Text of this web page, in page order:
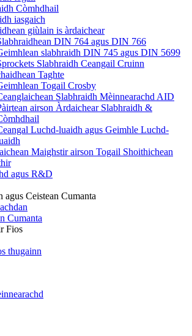
Còmhdhail
iasgaich
giùlain is àrdaichear
DIN 764 agus DIN 766
slabhraidh DIN 745 agus DIN 5699
Slabhraidh Ceangail Cruinn
Taghte
Togail Crosby
Slabhraidh Mèinnearachd AID
airson Àrdaichear Slabhraidh &
Luchd-luaidh agus Geimhle Luchd-
Maighstir airson Togail Shoithichean
agus R&D
agus Ceistean Cumanta
Cumanta
Fios
thugainn